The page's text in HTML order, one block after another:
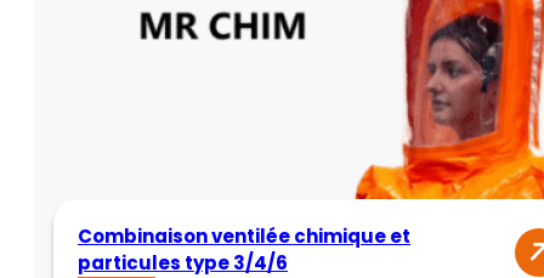
Combinaison ventilée chimique et
particules type 3/4/6